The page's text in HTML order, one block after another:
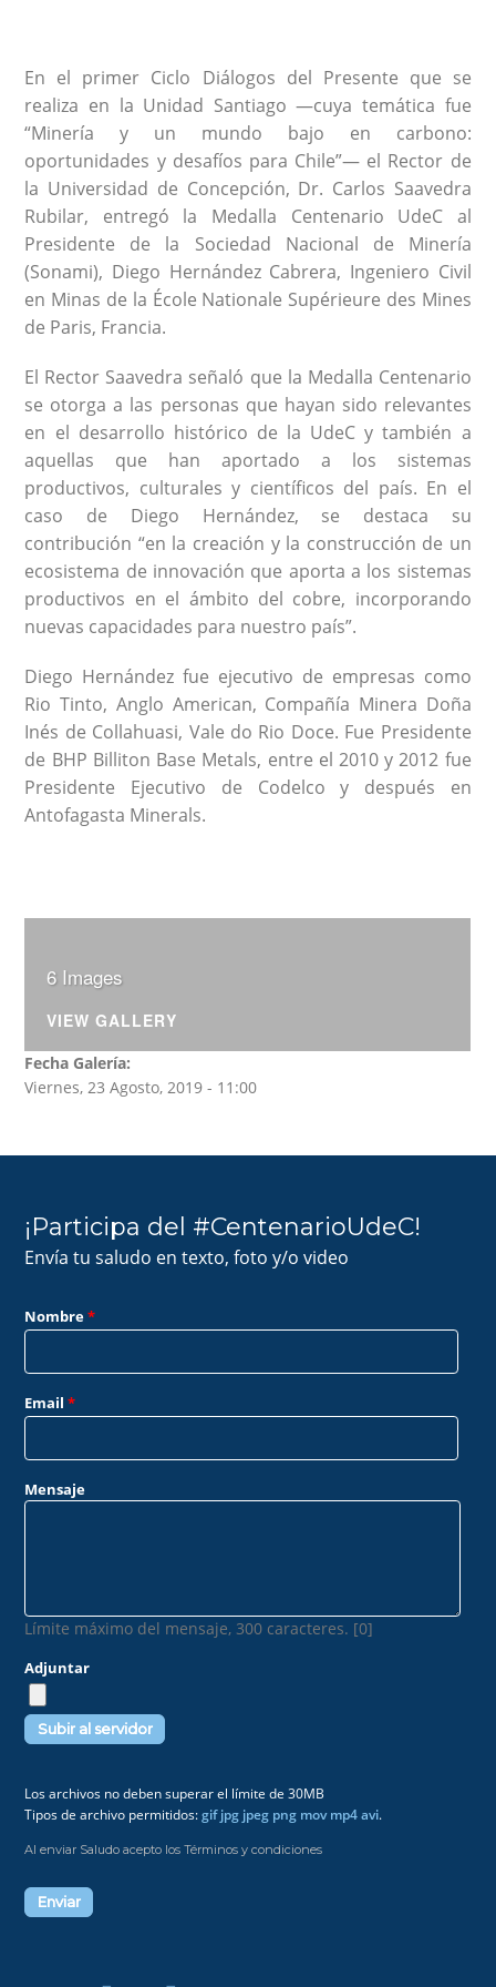
En el primer Ciclo Diálogos del Presente que se
realiza en la Unidad Santiago —cuya temática fue
“Minería y un mundo bajo en carbono:
oportunidades y desafíos para Chile”— el Rector de
la Universidad de Concepción, Dr. Carlos Saavedra
Rubilar, entregó la Medalla Centenario UdeC al
Presidente de la Sociedad Nacional de Minería
(Sonami), Diego Hernández Cabrera, Ingeniero Civil
en Minas de la École Nationale Supérieure des Mines
de Paris, Francia.
El Rector Saavedra señaló que la Medalla Centenario
se otorga a las personas que hayan sido relevantes
en el desarrollo histórico de la UdeC y también a
aquellas que han aportado a los sistemas
productivos, culturales y científicos del país. En el
caso de Diego Hernández, se destaca su
contribución “en la creación y la construcción de un
ecosistema de innovación que aporta a los sistemas
productivos en el ámbito del cobre, incorporando
nuevas capacidades para nuestro país”.
Diego Hernández fue ejecutivo de empresas como
Rio Tinto, Anglo American, Compañía Minera Doña
Inés de Collahuasi, Vale do Rio Doce. Fue Presidente
de BHP Billiton Base Metals, entre el 2010 y 2012 fue
Presidente Ejecutivo de Codelco y después en
Antofagasta Minerals.
6 Images
VIEW GALLERY
Fecha Galería:
Viernes, 23 Agosto, 2019 - 11:00
¡Participa del #CentenarioUdeC!
Envía tu saludo en texto, foto y/o video
Nombre*
Email*
Mensaje
Límite máximo del mensaje, 300 caracteres. [0]
Adjuntar
Los archivos no deben superar el límite de 30MB
Tipos de archivo permitidos:gif jpg jpeg png mov mp4 avi.
Al enviar Saludo acepto los Términos y condiciones